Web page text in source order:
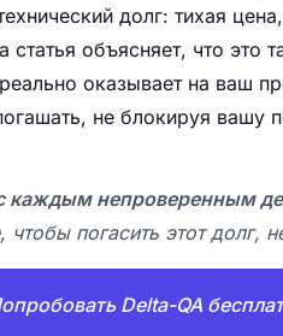
долг: тихая
статья объясняет, что это
оказывает на ваш
не блокируя вашу
каждым непроверенным
погасить этот долг,
Delta-QA